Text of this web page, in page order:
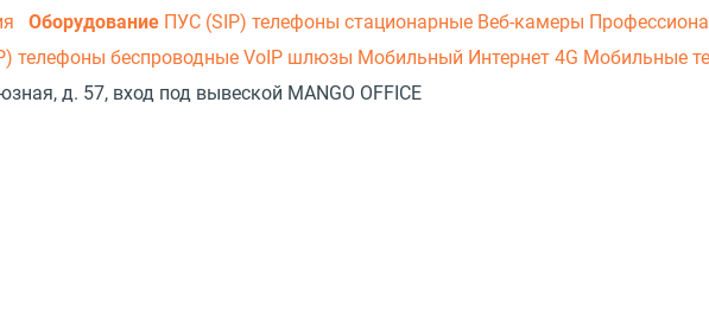
Оборудование ПУС (SIP) телефоны стационарные Веб-камеры
телефоны беспроводные VoIP шлюзы Мобильный Интернет 4G Мобильные
д. 57, вход под вывеской MANGO OFFICE